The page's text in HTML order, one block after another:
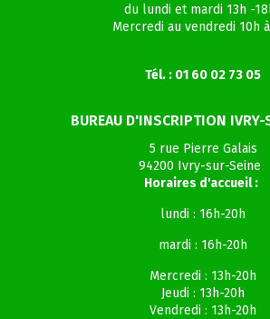
du lundi et mardi 13h -
Mercredi au vendredi 10h
Tél. : 01 60 02 73 05
BUREAU D'INSCRIPTION IVRY-
5 rue Pierre Galais
94200 Ivry-sur-Seine
Horaires d'accueil :
lundi : 16h-20h
mardi : 16h-20h
Mercredi : 13h-20h
Jeudi : 13h-20h
Vendredi : 13h-20h